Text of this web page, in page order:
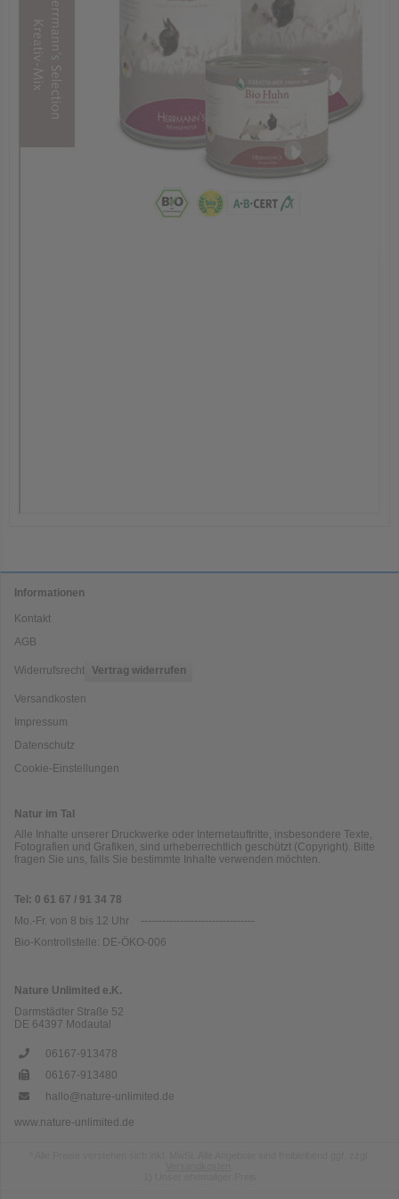
Informationen
Kontakt
AGB
Widerrufsrecht Vertrag widerrufen
Versandkosten
Impressum
Datenschutz
Cookie-Einstellungen
Natur im Tal
Alle Inhalte unserer Druckwerke oder Internetauftritte, insbesondere Texte,
Fotografien und Grafiken, sind urheberrechtlich geschützt (Copyright). Bitte
fragen Sie uns, falls Sie bestimmte Inhalte verwenden möchten.
Tel: 0 61 67 / 91 34 78
Mo.-Fr. von 8 bis 12 Uhr
--------------------------------
Bio-Kontrollstelle: DE-ÖKO-006
Nature Unlimited e.K.
Darmstädter Straße 52
DE 64397 Modautal
06167-913478
06167-913480
hallo@nature-unlimited.de
www.nature-unlimited.de